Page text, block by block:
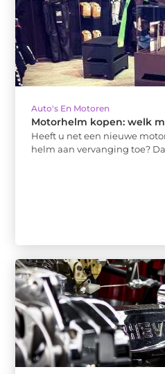
Auto's En Motoren
Motorhelm kopen: welk
Heeft u net een nieuwe
helm aan vervanging toe?